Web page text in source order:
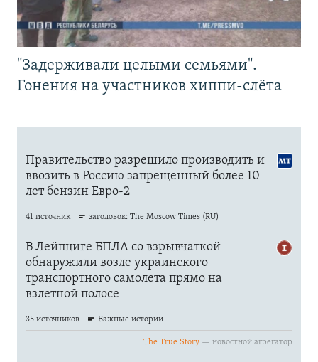
"Задерживали целыми семьями".
Гонения на участников хиппи-слёта